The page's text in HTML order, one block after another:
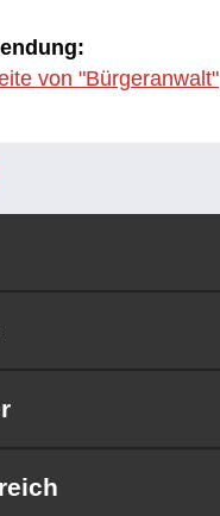
von "Bürgeranwalt"